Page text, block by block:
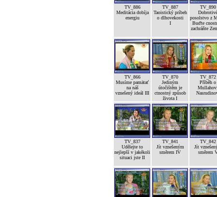
TV_886
Meditácia dobíja
energiu
TV_887
Taoistický príbeh
o dlhovekosti
I
TV_890
Dobrotivé
posolstvo z
Buďte
zachráňte
TV_866
Musíme pamätať
na náš
vznešený ideál III
TV_870
Jediným
útočištěm je
ctnostný způsob
života I
TV_872
Příběh o
TV_837
Udělejte to
nejlepší v jakékoli
situaci jste II
TV_841
Jít vznešeným
směrem IV
TV_842
Jít
směrem